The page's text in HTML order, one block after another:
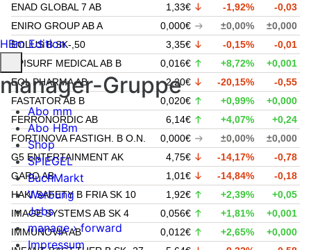
ENAD GLOBAL 7 AB
1,33€ -1,92%
-0,03
ENIRO GROUP AB A
0,000€ ±0,00%
±0,000
EOLUS B SK-,50
3,35€ -0,15%
-0,01
EPISURF MEDICAL AB B
0,016€ +8,72%
+0,001
EQL PHARMA AB
2,20€ -20,15%
-0,55
FASTATOR AB B
0,020€ +0,99%
+0,000
FERRONORDIC AB
6,14€ +4,07%
+0,24
FORTINOVA FASTIGH. B O.N.
0,000€ ±0,00%
±0,000
G5 ENTERTAINMENT AK
4,75€ -14,17%
-0,78
GARO AB
1,01€ -14,84%
-0,18
HAKI SAFETY B FRIA SK 10
1,92€ +2,39%
+0,05
IMAGE SYSTEMS AB SK 4
0,056€ +1,81%
+0,001
IMMUNOVIA AB
0,012€ +2,65%
+0,000
HBm Edition
manager-Gruppe
Abo mm
Abo HBm
Shop
SPIEGEL
BuchMarkt
Werbung
Jobs
manage › forward
Impressum